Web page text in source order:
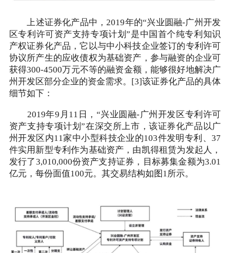
上述证券化产品中，2019年的“兴业圆融-广州开发
区专利许可资产支持专项计划”是中国首个纯专利知识
产权证券化产品，它以与中小科技企业签订的专利许可
协议所产生的应收债权为基础资产，参与融资的企业可
获得300-4500万元不等的融资金额，能够很好地解决广
州开发区部分企业的资金需求。[3]该证券化产品的具体
细节如下：
2019年9月11日，“兴业圆融-广州开发区专利许可
资产支持专项计划”在深交所上市，该证券化产品以广
州开发区内11家中小型科技企业的103件发明专利、37
件实用新型专利作为基础资产，由凯得租赁为发起人，
发行了3,010,000份资产支持证券，目标募集金额为3.01
亿元，每份面值100元。其交易结构如图1所示。